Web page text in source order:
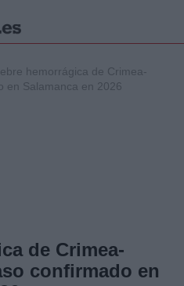
Gente
hemorrágica de Crimea-
en Salamanca en 2026
de Crimea-
confirmado en